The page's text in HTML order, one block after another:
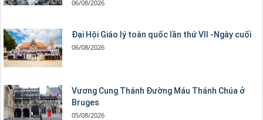
06/08/2026
Đại Hội Giáo lý toàn quốc lần thứ VII -Ngày cuối
06/08/2026
Vương Cung Thánh Ðường Máu Thánh Chúa ở
Bruges
05/08/2026